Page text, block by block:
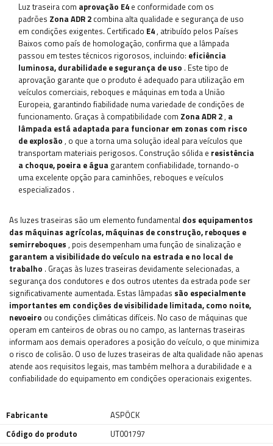
Luz traseira com aprovação E4 e conformidade com os
padrões Zona ADR 2 combina alta qualidade e segurança de uso
em condições exigentes. Certificado E4, atribuído pelos Países
Baixos como país de homologação, confirma que a lâmpada
passou em testes técnicos rigorosos, incluindo: eficiência
luminosa, durabilidade e segurança de uso . Este tipo de
aprovação garante que o produto é adequado para utilização em
veículos comerciais, reboques e máquinas em toda a União
Europeia, garantindo fiabilidade numa variedade de condições de
funcionamento. Graças à compatibilidade com Zona ADR 2, a
lâmpada está adaptada para funcionar em zonas com risco
de explosão , o que a torna uma solução ideal para veículos que
transportam materiais perigosos. Construção sólida e resistência
a choque, poeira e água garantem confiabilidade, tornando-o
uma excelente opção para caminhões, reboques e veículos
especializados .
As luzes traseiras são um elemento fundamental dos equipamentos
das máquinas agrícolas, máquinas de construção, reboques e
semirreboques , pois desempenham uma função de sinalização e
garantem a visibilidade do veículo na estrada e no local de
trabalho . Graças às luzes traseiras devidamente selecionadas, a
segurança dos condutores e dos outros utentes da estrada pode ser
significativamente aumentada. Estas lâmpadas são especialmente
importantes em condições de visibilidade limitada, como noite,
nevoeiro ou condições climáticas difíceis. No caso de máquinas que
operam em canteiros de obras ou no campo, as lanternas traseiras
informam aos demais operadores a posição do veículo, o que minimiza
o risco de colisão. O uso de luzes traseiras de alta qualidade não apenas
atende aos requisitos legais, mas também melhora a durabilidade e a
confiabilidade do equipamento em condições operacionais exigentes.
Fabricante
ASPÖCK
Código do produto
UT001797